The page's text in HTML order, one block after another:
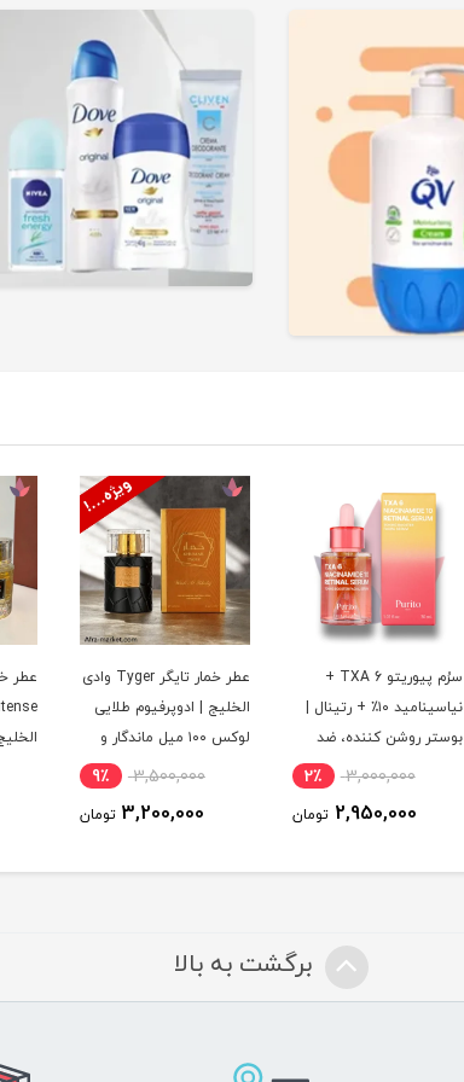
سرُم پیوریتو TXA 6 +
نیاسینامید ۱۰٪ + رتینال |
بوستر روشن کننده، ضد
لک و جوانساز پوست
3,000,000 2٪
2,950,000 تومان
عطر خمار تایگر Tyger وادی
الخلیج | ادوپرفیوم طلایی
لوکس ۱۰۰ میل ماندگار و
3,500,000 9٪
3,200,000 تومان
عطر
برگشت به بالا